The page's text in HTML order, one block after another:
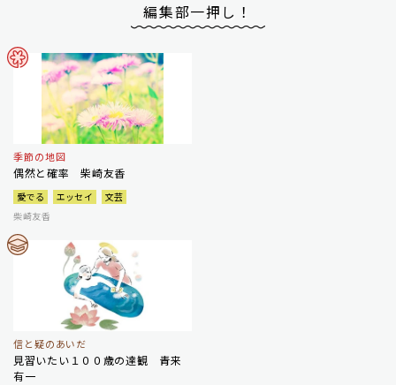
編集部一押し！
季節の地図
偶然と確率 柴崎友香
愛でる エッセイ
文芸
柴崎友香
信と疑のあいだ
見習いたい１００歳の達観 青来
有一